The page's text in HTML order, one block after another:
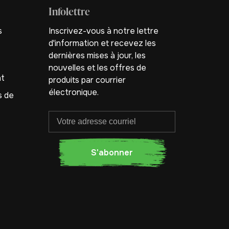
de
Infolettre
Inscrivez-vous à notre lettre
d'information et recevez les
dernières mises à jour, les
nouvelles et les offres de
produits par courrier
électronique.
S'abonner